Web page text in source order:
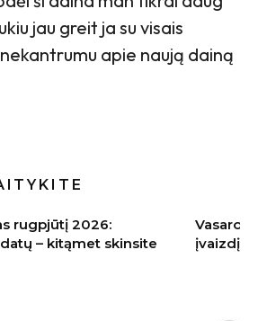
jau greit ja su visais
apie naują dainą
klaidos, kurios sendina